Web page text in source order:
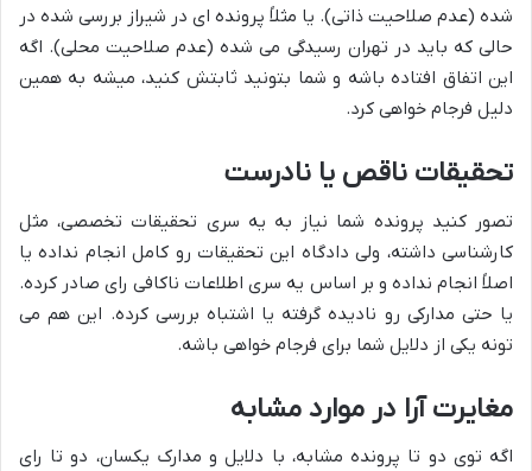
شده (عدم صلاحیت ذاتی). یا مثلاً پرونده ای در شیراز بررسی شده در
حالی که باید در تهران رسیدگی می شده (عدم صلاحیت محلی). اگه
این اتفاق افتاده باشه و شما بتونید ثابتش کنید، میشه به همین
دلیل فرجام خواهی کرد.
تحقیقات ناقص یا نادرست
تصور کنید پرونده شما نیاز به یه سری تحقیقات تخصصی، مثل
کارشناسی داشته، ولی دادگاه این تحقیقات رو کامل انجام نداده یا
اصلاً انجام نداده و بر اساس یه سری اطلاعات ناکافی رای صادر کرده.
یا حتی مدارکی رو نادیده گرفته یا اشتباه بررسی کرده. این هم می
تونه یکی از دلایل شما برای فرجام خواهی باشه.
مغایرت آرا در موارد مشابه
اگه توی دو تا پرونده مشابه، با دلایل و مدارک یکسان، دو تا رای